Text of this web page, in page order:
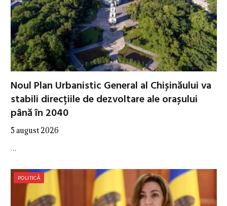
Noul Plan Urbanistic General al Chișinăului va
stabili direcțiile de dezvoltare ale orașului
până în 2040
5 august 2026
…
POLITICĂ